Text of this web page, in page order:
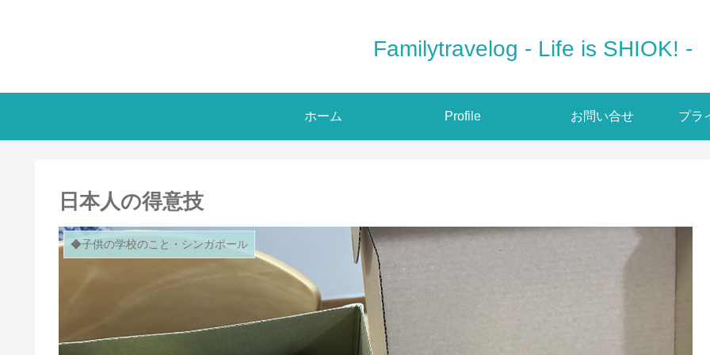
Familytravelog - Life is SHIOK! -
ホーム Profile お問い合せ プラ
日本人の得意技
◆子供の学校のこと・シンガポール